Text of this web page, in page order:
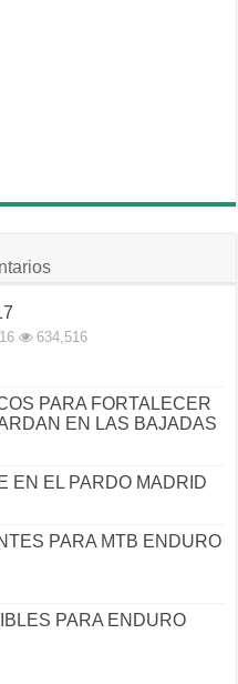
634,516
PARA FORTALECER
EN LAS BAJADAS
EN EL PARDO MADRID
PARA MTB ENDURO
PARA ENDURO